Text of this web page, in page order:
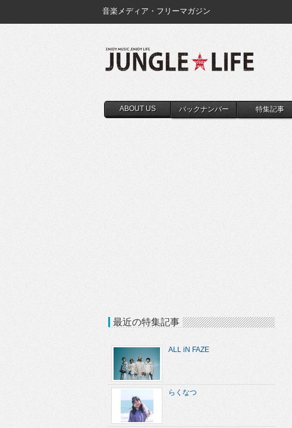
音楽メディア・フリーマガジン
ABOUT US バックナンバー 特集記事
最近の特集記事
ALL iN FAZE
らくなつ